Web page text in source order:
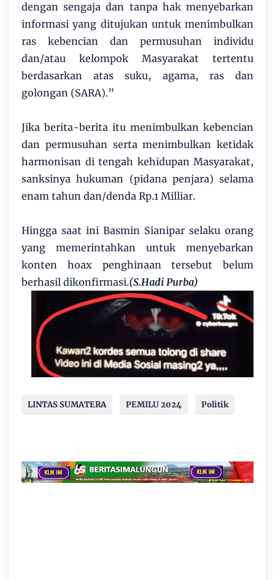
dengan sengaja dan tanpa hak menyebarkan
informasi yang ditujukan untuk menimbulkan
ras kebencian dan permusuhan individu
dan/atau kelompok Masyarakat tertentu
berdasarkan atas suku, agama, ras dan
golongan (SARA).”
Jika berita-berita itu menimbulkan kebencian
dan permusuhan serta menimbulkan ketidak
harmonisan di tengah kehidupan Masyarakat,
sanksinya hukuman (pidana penjara) selama
enam tahun dan/denda Rp.1 Milliar.
Hingga saat ini Basmin Sianipar selaku orang
yang memerintahkan untuk menyebarkan
konten hoax penghinaan tersebut belum
berhasil dikonfirmasi.(S.Hadi Purba)
LINTAS SUMATERA PEMILU 2024 Politik